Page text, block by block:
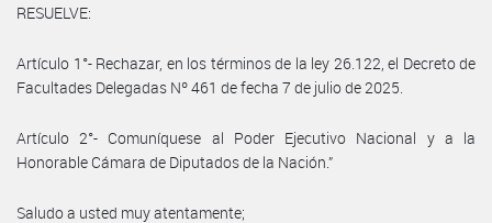
RESUELVE:
Artículo 1°- Rechazar, en los términos de la ley 26.122, el Decreto de
Facultades Delegadas Nº 461 de fecha 7 de julio de 2025.
Artículo 2°- Comuníquese al Poder Ejecutivo Nacional y a la
Honorable Cámara de Diputados de la Nación.”
Saludo a usted muy atentamente;